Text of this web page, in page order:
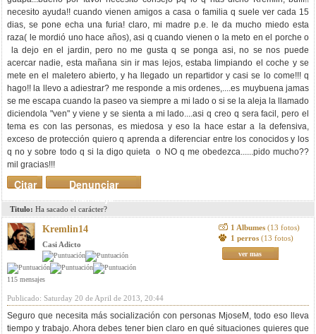
necesito ayuda!! cuando vienen amigos a casa o familia q suele ver cada 15
dias, se pone echa una furia! claro, mi madre p.e. le da mucho miedo esta
raza( le mordió uno hace años), asi q cuando vienen o la meto en el porche o
la dejo en el jardin, pero no me gusta q se ponga asi, no se nos puede
acercar nadie, esta mañana sin ir mas lejos, estaba limpiando el coche y se
mete en el maletero abierto, y ha llegado un repartidor y casi se lo come!!! q
hago!! la llevo a adiestrar? me responde a mis ordenes,....es muybuena jamas
se me escapa cuando la paseo va siempre a mi lado o si se la aleja la llamado
diciendola "ven" y viene y se sienta a mi lado....asi q creo q sera facil, pero el
tema es con las personas, es miedosa y eso la hace estar a la defensiva,
exceso de protección quiero q aprenda a diferenciar entre los conocidos y los
q no y sobre todo q si la digo quieta o NO q me obedezca......pido mucho??
mil gracias!!!
Denunciar
mensaje
Citar
Titulo: Ha sacado el carácter?
Kremlin14
Casi Adicto
115 mensajes
1 Albumes (13 fotos)
1 perros (13 fotos)
ver mas
Publicado: Saturday 20 de April de 2013, 20:44
Seguro que necesita más socialización con personas MjoseM, todo eso lleva
tiempo y trabajo. Ahora debes tener bien claro en qué situaciones quieres que